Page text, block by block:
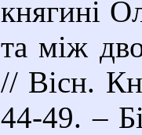
княгині
та між
// Вісн.
44-49. –